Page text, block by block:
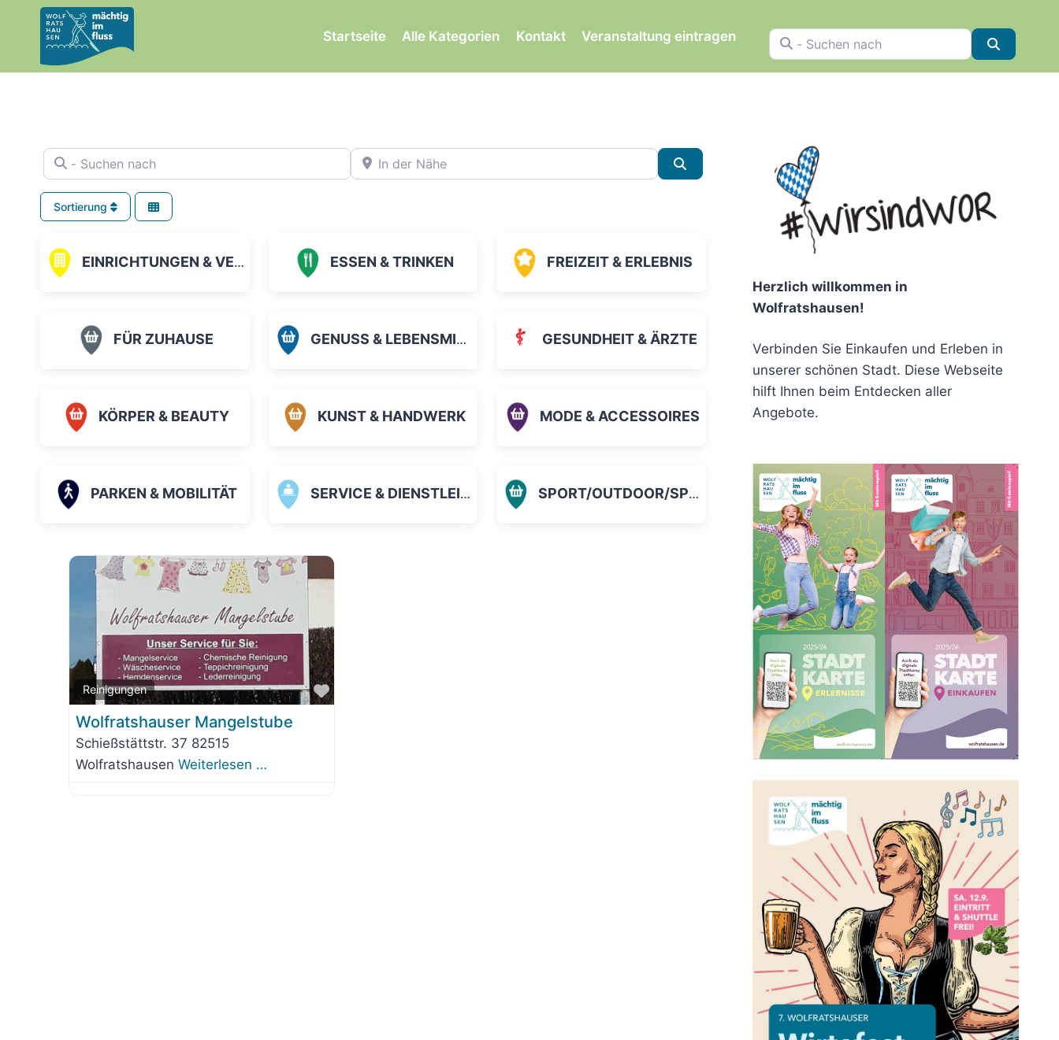
springen
Startseite Alle Kategorien Kontakt Veranstaltung eintragen - Suchen nach
- Suchen nach In der Nähe
Sortierung
EINRICHTUNGEN & VEREINE ESSEN & TRINKEN FREIZEIT & ERLEBNIS
FÜR ZUHAUSE GENUSS & LEBENSMITTEL GESUNDHEIT & ÄRZTE
KÖRPER & BEAUTY KUNST & HANDWERK MODE & ACCESSOIRES
PARKEN & MOBILITÄT SERVICE & DIENSTLEISTUNGEN SPORT/OUTDOOR/SPIELZEUG
Reinigungen
Favorit
Wolfratshauser Mangelstube
Schießstättstr. 37 82515
Wolfratshausen Weiterlesen …
Herzlich willkommen in
Wolfratshausen!
Verbinden Sie Einkaufen und Erleben in
unserer schönen Stadt. Diese Webseite
hilft Ihnen beim Entdecken aller
Angebote.